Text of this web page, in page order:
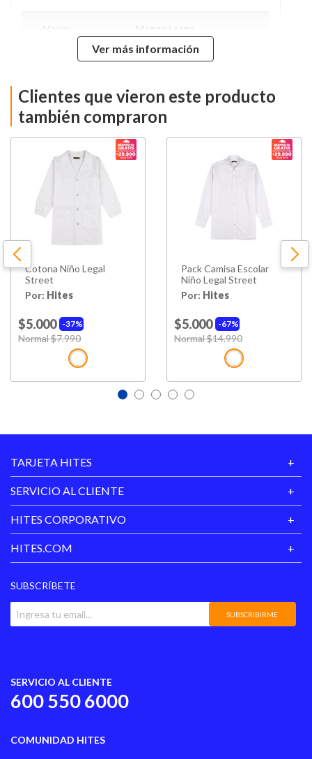
Composición
35% Algodón - 65%
Modelo 26tt-cb07kb
Cierre Abotonado
Cuello
Cantidad de
Bolsillos
Ver más información
Clientes que vieron este producto
también compraron
Cotona Niño Legal
Street
Por: Hites
37%
$5.000
Price reduced from
Normal $7.990
Pack Camisa Escolar
Niño Legal Street
Por: Hites
67%
$5.000
Price reduced from
Normal $14.990
TARJETA HITES
SERVICIO AL CLIENTE
HITES CORPORATIVO
HITES.COM
SUBSCRÍBETE
SUBSCRIBIRME
SERVICIO AL CLIENTE
600 550 6000
COMUNIDAD HITES